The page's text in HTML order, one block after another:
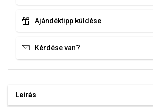
Ajándéktipp küldése
Kérdése van?
Leírás